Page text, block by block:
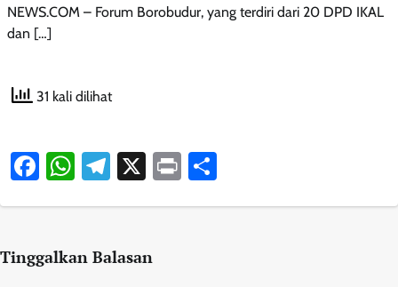
NEWS.COM – Forum Borobudur, yang terdiri dari 20 DPD IKAL
dan […]
31 kali dilihat
Facebook
WhatsApp
Telegram
X Print
Tinggalkan Balasan